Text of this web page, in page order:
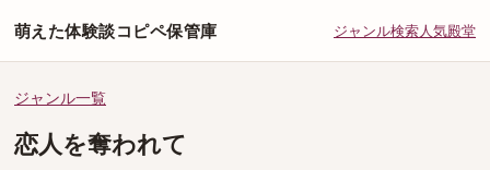
萌えた体験談コピペ保管庫 ジャンル検索人気殿堂
ジャンル一覧
恋人を奪われて